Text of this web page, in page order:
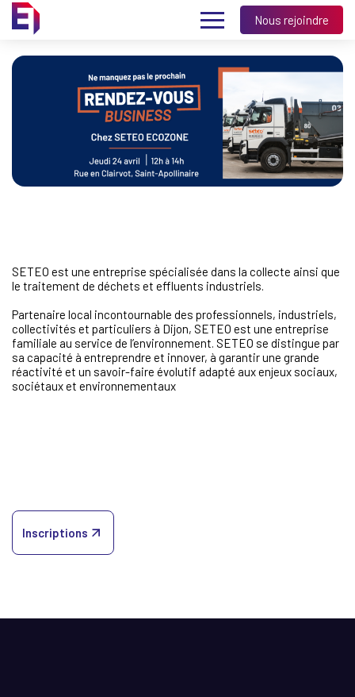
Nous rejoindre
SETEO est une entreprise spécialisée dans la collecte ainsi que
le traitement de déchets et effluents industriels.
Partenaire local incontournable des professionnels, industriels,
collectivités et particuliers à Dijon, SETEO est une entreprise
familiale au service de l’environnement. SETEO se distingue par
sa capacité à entreprendre et innover, à garantir une grande
réactivité et un savoir-faire évolutif adapté aux enjeux sociaux,
sociétaux et environnementaux
Inscriptions